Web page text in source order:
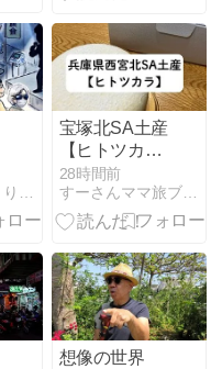
蔵シーラ原」
宝塚北SA土産
【ヒトツカ
ラ】濃厚レア
チーズケーキ
が激旨でした
28時間前
想像の世界